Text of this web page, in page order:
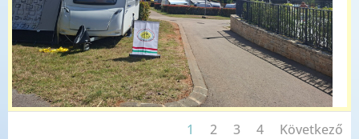
1 2 3 4 Következő